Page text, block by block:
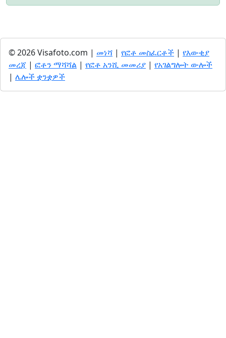
© 2026 Visafoto.com | መነሻ | የፎቶ መስፈርቶች | የእውቂያ
መረጃ | ፎቶን ማሻሻል | የፎቶ አንሺ መመሪያ | የአገልግሎት ውሎች
| ሌሎች ቋንቋዎች